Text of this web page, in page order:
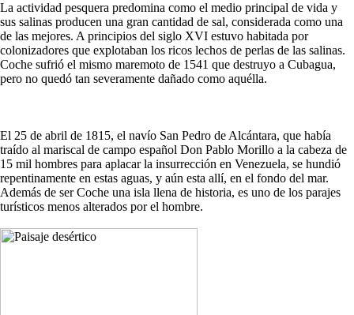
La actividad pesquera predomina como el medio principal de vida y
sus salinas producen una gran cantidad de sal, considerada como una
de las mejores. A principios del siglo XVI estuvo habitada por
colonizadores que explotaban los ricos lechos de perlas de las salinas.
Coche sufrió el mismo maremoto de 1541 que destruyo a Cubagua,
pero no quedó tan severamente dañado como aquélla.
El 25 de abril de 1815, el navío San Pedro de Alcántara, que había
traído al mariscal de campo español Don Pablo Morillo a la cabeza de
15 mil hombres para aplacar la insurrección en Venezuela, se hundió
repentinamente en estas aguas, y aún esta allí, en el fondo del mar.
Además de ser Coche una isla llena de historia, es uno de los parajes
turísticos menos alterados por el hombre.